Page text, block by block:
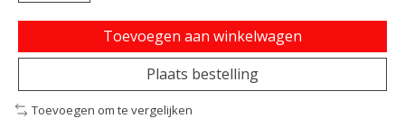
Toevoegen aan winkelwagen
Plaats bestelling
Toevoegen om te vergelijken